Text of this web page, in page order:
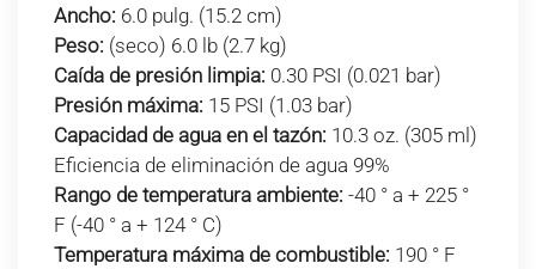
Ancho: 6.0 pulg. (15.2 cm)
Peso: (seco) 6.0 lb (2.7 kg)
Caída de presión limpia: 0.30 PSI (0.021 bar)
Presión máxima: 15 PSI (1.03 bar)
Capacidad de agua en el tazón: 10.3 oz. (305 ml)
Eficiencia de eliminación de agua 99%
Rango de temperatura ambiente: -40 ° a + 225 °
F (-40 ° a + 124 ° C)
Temperatura máxima de combustible: 190 ° F